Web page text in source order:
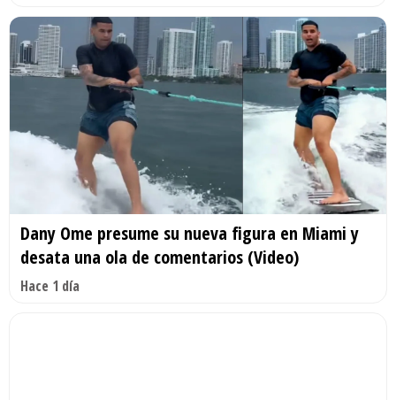
Dany Ome presume su nueva figura en Miami y
desata una ola de comentarios (Video)
Hace 1 día